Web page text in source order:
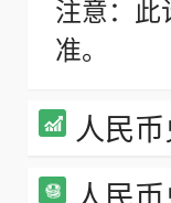
注意：
准。
人民